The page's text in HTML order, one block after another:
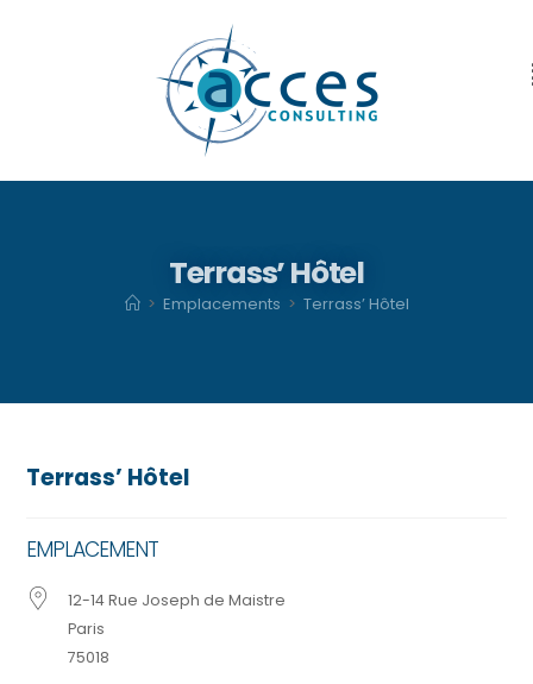
Terrass’ Hôtel
> Emplacements > Terrass’ Hôtel
Terrass’ Hôtel
EMPLACEMENT
12-14 Rue Joseph de Maistre
Paris
75018